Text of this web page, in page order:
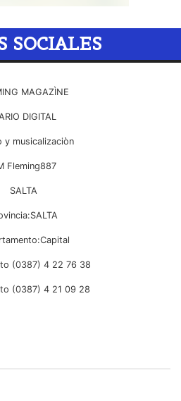
SOCIALES
MAGAZÌNE
DIGITAL
y musicalizaciòn
Fleming887
SALTA
(0387) 4 22 76 38
(0387) 4 21 09 28